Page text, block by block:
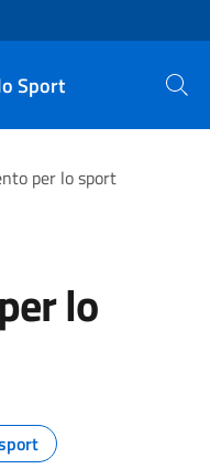
Sport Cerca
per lo sport
lo
pagina